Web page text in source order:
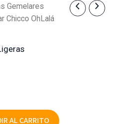
Gemelares
Chicco OhLalá
AL CARRITO